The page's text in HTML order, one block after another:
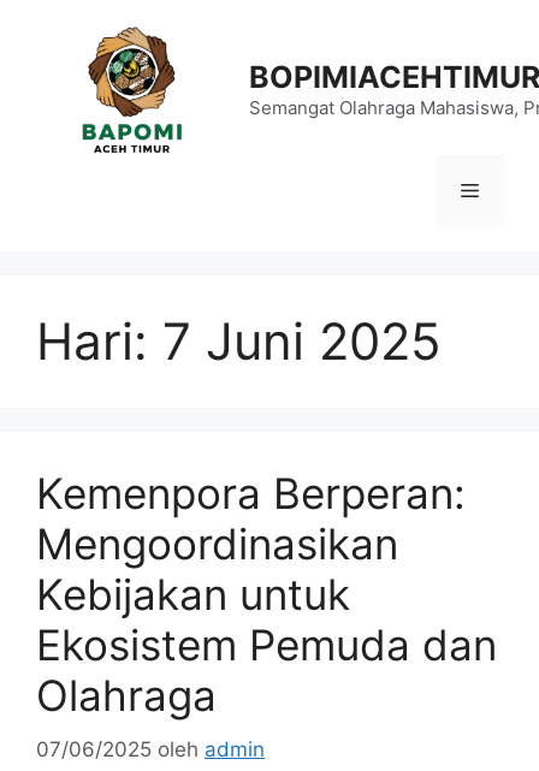
BOPIMIACEHTIMUR
Semangat Olahraga Mahasiswa,
Menu
Hari: 7 Juni 2025
Kemenpora Berperan:
Mengoordinasikan
Kebijakan untuk
Ekosistem Pemuda dan
Olahraga
07/06/2025 oleh admin